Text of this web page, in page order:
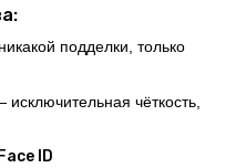
подделки, только
исключительная чёткость,
ID